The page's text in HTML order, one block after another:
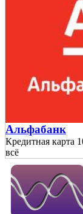
Альфабанк
Кредитная карта
всё